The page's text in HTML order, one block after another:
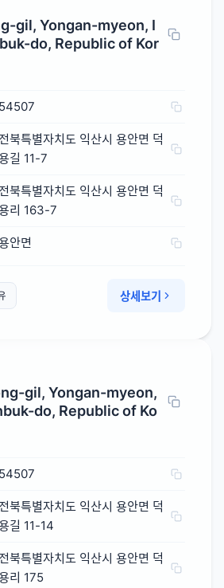
gil, Yongan-myeon, I
do, Republic of Kor
54507
전북특별자치도 익산시 용안면 덕
길 11-7
전북특별자치도 익산시 용안면 덕
리 163-7
안면
상세보기
gil, Yongan-myeon,
do, Republic of Ko
54507
전북특별자치도 익산시 용안면 덕
길 11-14
전북특별자치도 익산시 용안면 덕
리 175